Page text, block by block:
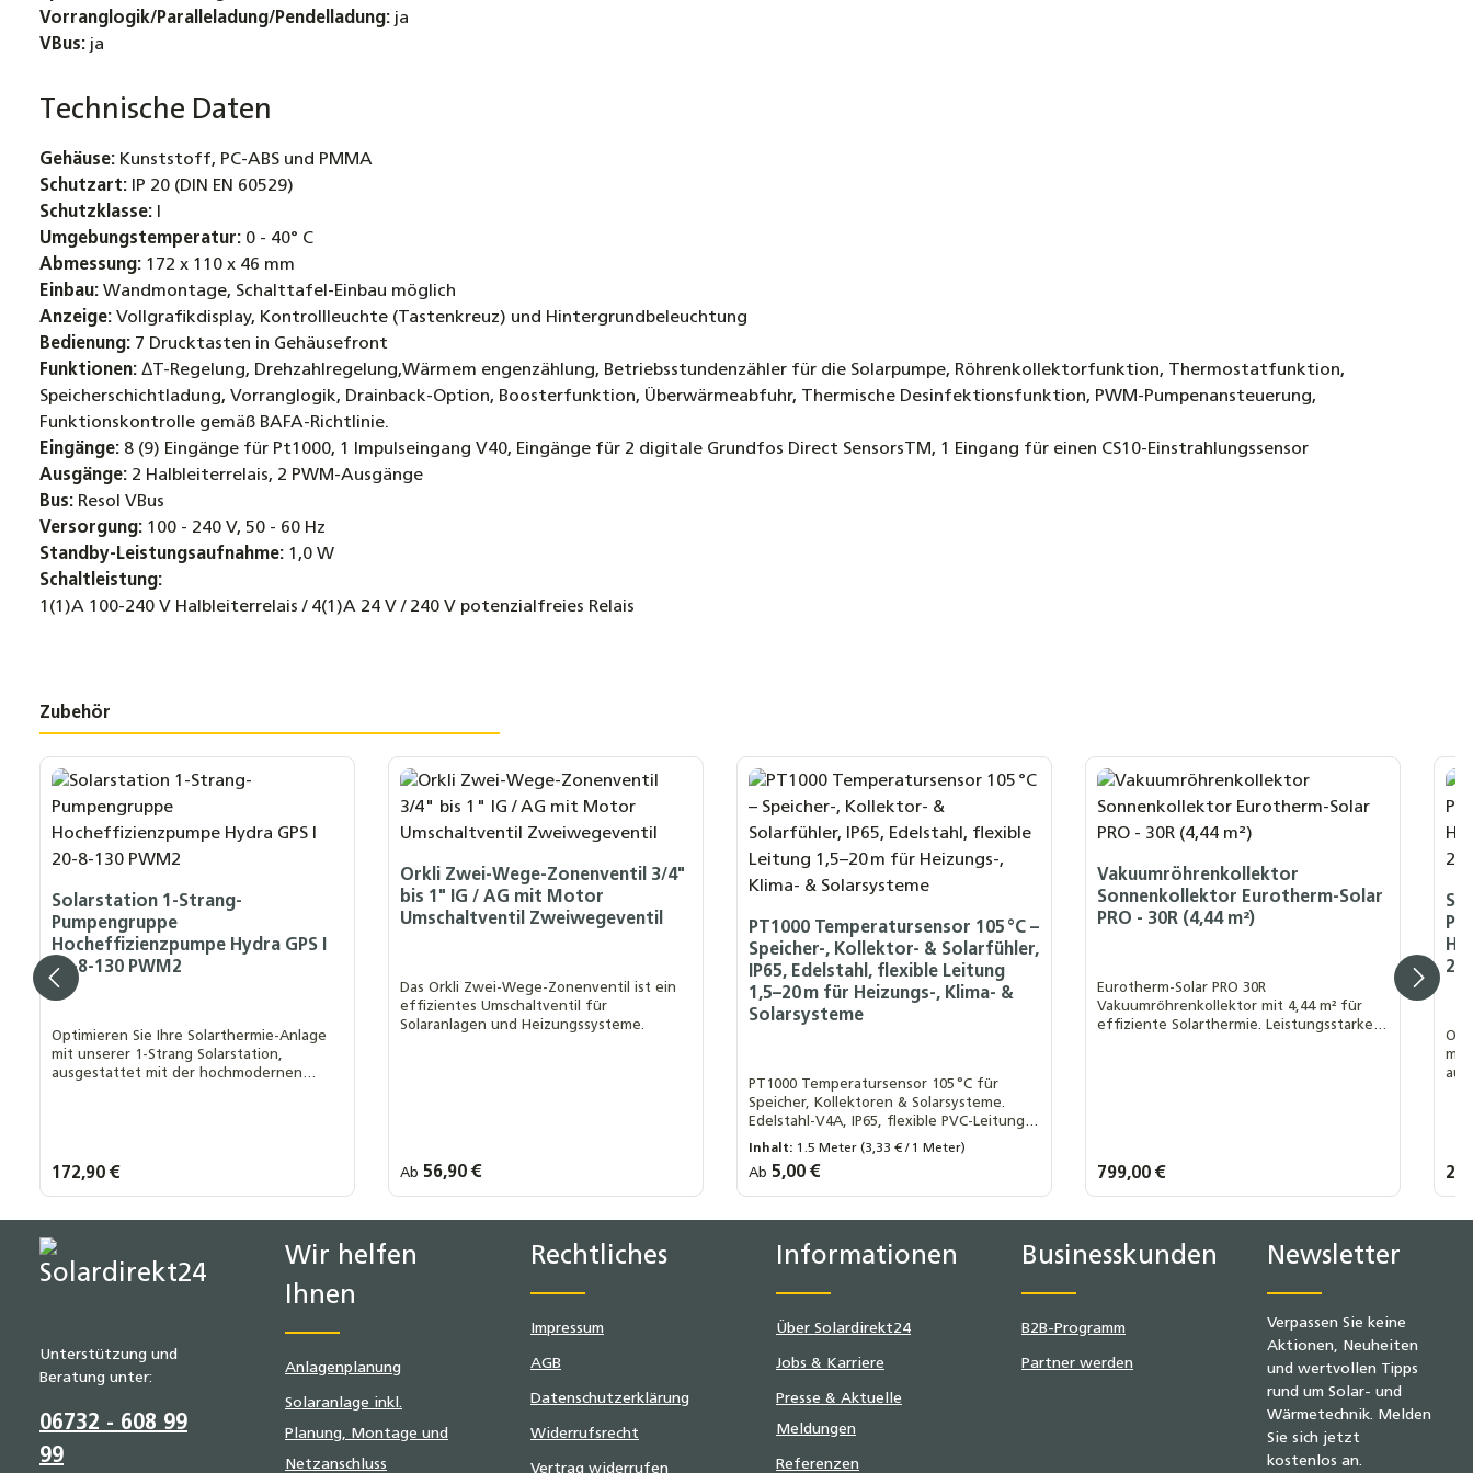
Vorranglogik/Paralleladung/Pendelladung: ja
VBus: ja
Technische Daten
Gehäuse: Kunststoff, PC-ABS und PMMA
Schutzart: IP 20 (DIN EN 60529)
Schutzklasse:
Umgebungstemperatur: 0 - 40° C
Abmessung: 172 x 110 x 46 mm
Einbau: Wandmontage, Schalttafel-Einbau möglich
Anzeige: Vollgrafikdisplay, Kontrollleuchte (Tastenkreuz) und Hintergrundbeleuchtung
Bedienung: 7 Drucktasten in Gehäusefront
Funktionen: ∆T-Regelung, Drehzahlregelung,Wärmem engenzählung, Betriebsstundenzähler für die Solarpumpe, Röhrenkollektorfunktion, Thermostatfunktion,
Speicherschichtladung, Vorranglogik, Drainback-Option, Boosterfunktion, Überwärmeabfuhr, Thermische Desinfektionsfunktion, PWM-Pumpenansteuerung,
Funktionskontrolle gemäß BAFA-Richtlinie.
Eingänge: 8 (9) Eingänge für Pt1000, 1 Impulseingang V40, Eingänge für 2 digitale Grundfos Direct SensorsTM, 1 Eingang für einen CS10-Einstrahlungssensor
Ausgänge: 2 Halbleiterrelais, 2 PWM-Ausgänge
Bus: Resol VBus
Versorgung: 100 - 240 V, 50 - 60 Hz
Standby-Leistungsaufnahme: 1,0 W
Schaltleistung:
1(1)A 100-240 V Halbleiterrelais / 4(1)A 24 V / 240 V potenzialfreies Relais
Zubehör
Produktgalerie überspringen
Solarstation 1-Strang-
Pumpengruppe
Hocheffizienzpumpe Hydra GPS I
20-8-130 PWM2
Optimieren Sie Ihre Solarthermie-Anlage
mit unserer 1-Strang Solarstation,
ausgestattet mit der hochmodernen
Regulärer Preis:
172,90 €
Orkli Zwei-Wege-Zonenventil 3/4"
bis 1" IG / AG mit Motor
Umschaltventil Zweiwegeventil
Das Orkli Zwei-Wege-Zonenventil ist ein
effizientes Umschaltventil für
Solaranlagen und Heizungssysteme.
Regulärer Preis:
Ab 56,90 €
PT1000 Temperatursensor 105 °C –
Speicher-, Kollektor- & Solarfühler,
IP65, Edelstahl, flexible Leitung
1,5–20 m für Heizungs-, Klima- &
Solarsysteme
PT1000 Temperatursensor 105 °C für
Speicher, Kollektoren & Solarsysteme.
Edelstahl-V4A, IP65, flexible PVC-Leitung
1,5–20 m. Präzise Temperaturmessung für
Heizungs-, Klima- & Solaranlagen.
Inhalt: 1.5 Meter(3,33 € / 1 Meter)
Regulärer Preis:
Ab 5,00 €
Vakuumröhrenkollektor
Sonnenkollektor Eurotherm-Solar
PRO - 30R (4,44 m²)
Eurotherm-Solar PRO 30R
Vakuumröhrenkollektor mit 4,44 m² für
effiziente Solarthermie. Leistungsstarker
Regulärer Preis:
799,00 €
mit
Unterstützung und
Beratung unter:
06732 - 608 99
99
Wir helfen
Ihnen
Anlagenplanung
Solaranlage inkl.
Planung, Montage und
Netzanschluss
Rechtliches
Impressum
AGB
Datenschutzerklärung
Widerrufsrecht
Vertrag widerrufen
Informationen
Über Solardirekt24
Jobs & Karriere
Presse & Aktuelle
Meldungen
Referenzen
Businesskunden
B2B-Programm
Partner werden
Newsletter
Verpassen Sie keine
Aktionen, Neuheiten
und wertvollen Tipps
rund um Solar- und
Wärmetechnik. Melden
Sie sich jetzt
kostenlos an.